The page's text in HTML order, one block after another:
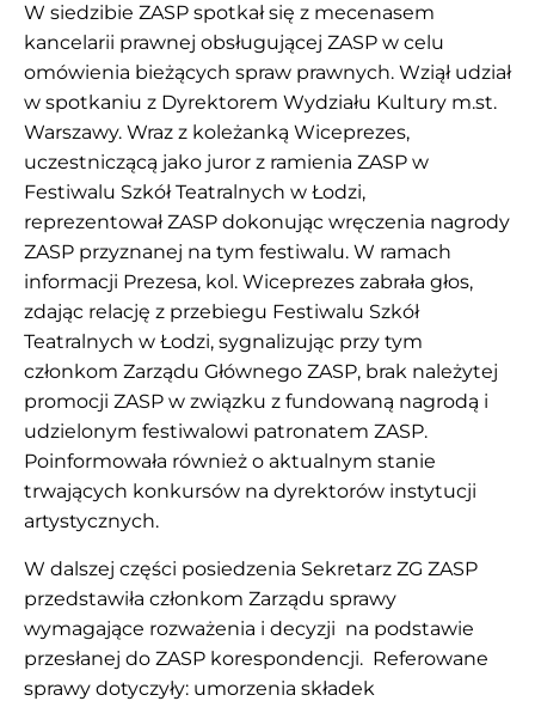
W siedzibie ZASP spotkał się z mecenasem
kancelarii prawnej obsługującej ZASP w celu
omówienia bieżących spraw prawnych. Wziął udział
w spotkaniu z Dyrektorem Wydziału Kultury m.st.
Warszawy. Wraz z koleżanką Wiceprezes,
uczestniczącą jako juror z ramienia ZASP w
Festiwalu Szkół Teatralnych w Łodzi,
reprezentował ZASP dokonując wręczenia nagrody
ZASP przyznanej na tym festiwalu. W ramach
informacji Prezesa, kol. Wiceprezes zabrała głos,
zdając relację z przebiegu Festiwalu Szkół
Teatralnych w Łodzi, sygnalizując przy tym
członkom Zarządu Głównego ZASP, brak należytej
promocji ZASP w związku z fundowaną nagrodą i
udzielonym festiwalowi patronatem ZASP.
Poinformowała również o aktualnym stanie
trwających konkursów na dyrektorów instytucji
artystycznych.
W dalszej części posiedzenia Sekretarz ZG ZASP
przedstawiła członkom Zarządu sprawy
wymagające rozważenia i decyzji na podstawie
przesłanej do ZASP korespondencji. Referowane
sprawy dotyczyły: umorzenia składek